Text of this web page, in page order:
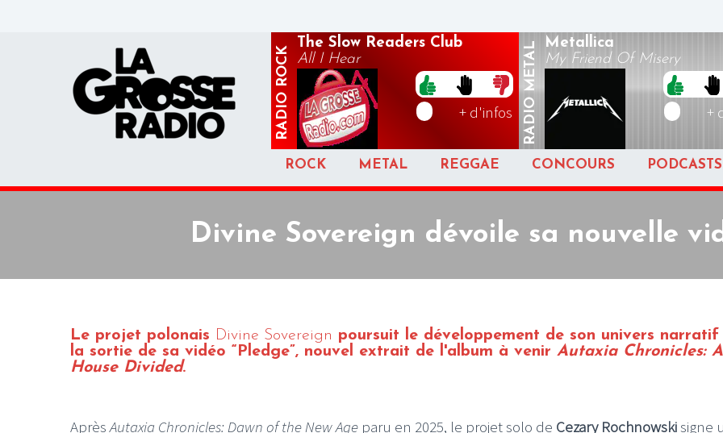
RADIO
ROCK
The Slow Readers Club
All I Hear
+ d'infos RADIO
METAL Metallica
My Friend Of Misery
+
ROCK METAL REGGAE CONCOURS PODCASTS
Divine Sovereign dévoile sa nouvelle
Le projet polonais Divine Sovereign poursuit le développement de son univers narratif
la sortie de sa vidéo “Pledge”, nouvel extrait de l'album à venir Autaxia Chronicles: A
House Divided.
AprèsAutaxia Chronicles: Dawn of the New Age paru en 2025, le projet solo de Cezary Rochnowskisigne